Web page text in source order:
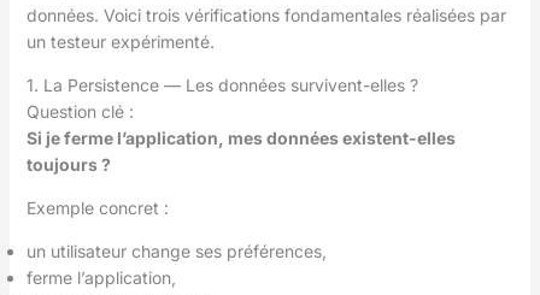
données. Voici trois vérifications fondamentales réalisées par
un testeur expérimenté.
1. La Persistence — Les données survivent-elles ?
Question clé :
Si je ferme l’application, mes données existent-elles
toujours ?
Exemple concret :
un utilisateur change ses préférences,
ferme l’application,